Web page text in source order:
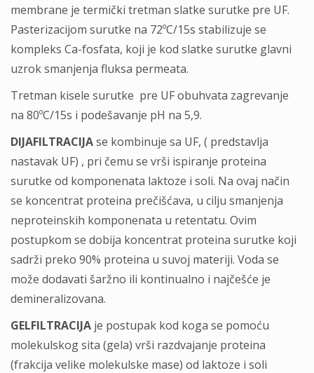
membrane je termički tretman slatke surutke pre UF.
Pasterizacijom surutke na 72ºC/15s stabilizuje se
kompleks Ca-fosfata, koji je kod slatke surutke glavni
uzrok smanjenja fluksa permeata.
Tretman kisele surutke pre UF obuhvata zagrevanje
na 80ºC/15s i podešavanje pH na 5,9.
DIJAFILTRACIJAse kombinuje sa UF, ( predstavlja
nastavak UF) , pri čemu se vrši ispiranje proteina
surutke od komponenata laktoze i soli. Na ovaj način
se koncentrat proteina prečišćava, u cilju smanjenja
neproteinskih komponenata u retentatu. Ovim
postupkom se dobija koncentrat proteina surutke koji
sadrži preko 90% proteina u suvoj materiji. Voda se
može dodavati šaržno ili kontinualno i najčešće je
demineralizovana.
GELFILTRACIJA je postupak kod koga se pomoću
molekulskog sita (gela) vrši razdvajanje proteina
(frakcija velike molekulske mase) od laktoze i soli